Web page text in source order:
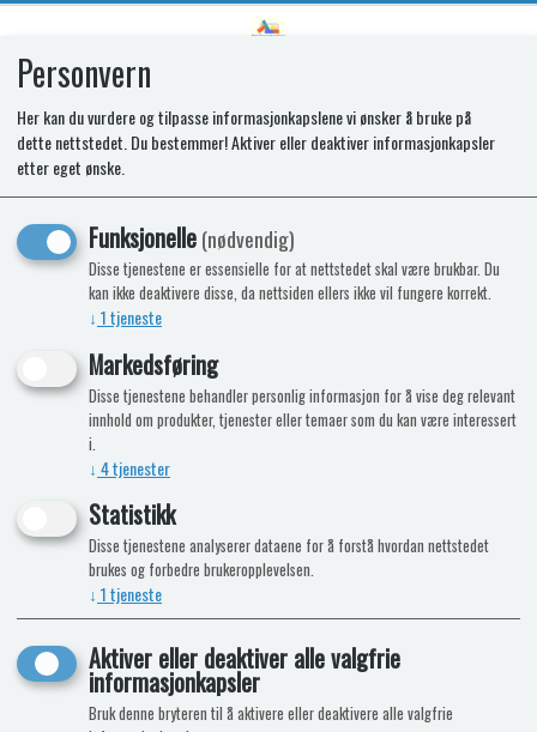
SPARES KIT - FASCIA. K1520DF.
BGS. LOGO&CM
Personvern
Her kan du vurdere og tilpasse informasjonkapslene vi ønsker å bruke på
dette nettstedet. Du bestemmer! Aktiver eller deaktiver informasjonkapsler
etter eget ønske.
Funksjonelle(nødvendig)
Disse tjenestene er essensielle for at nettstedet skal være brukbar. Du
kan ikke deaktivere disse, da nettsiden ellers ikke vil fungere korrekt.
↓ 1tjeneste
Markedsføring
Disse tjenestene behandler personlig informasjon for å vise deg relevant
innhold om produkter, tjenester eller temaer som du kan være interessert
i.
↓ 4tjenester
Statistikk
Disse tjenestene analyserer dataene for å forstå hvordan nettstedet
brukes og forbedre brukeropplevelsen.
↓ 1tjeneste
Aktiver eller deaktiver alle valgfrie
informasjonkapsler
Bruk denne bryteren til å aktivere eller deaktivere alle valgfrie